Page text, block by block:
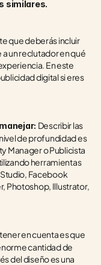
similares.
que deberás incluir
un reclutador en qué
En este
digital si eres
Describir las
de profundidad es
Manager o Publicista
herramientas
Facebook
Photoshop, Illustrator,
en cuenta es que
cantidad de
del diseño es una